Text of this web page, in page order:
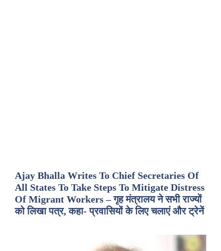
Ajay Bhalla Writes To Chief Secretaries Of
All States To Take Steps To Mitigate Distress
Of Migrant Workers – गृह मंत्रालय ने सभी राज्यों
को लिखा पत्र, कहा- प्रवासियों के लिए चलाएं और ट्रेनें